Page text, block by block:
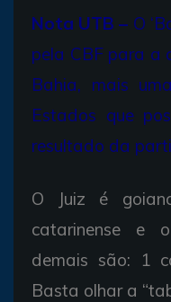
Nota UTB – O
pela CBF para a
Bahia, mais
Estados que
resultado da
O Juiz é
catarinense e
demais são: 1
Basta olhar a